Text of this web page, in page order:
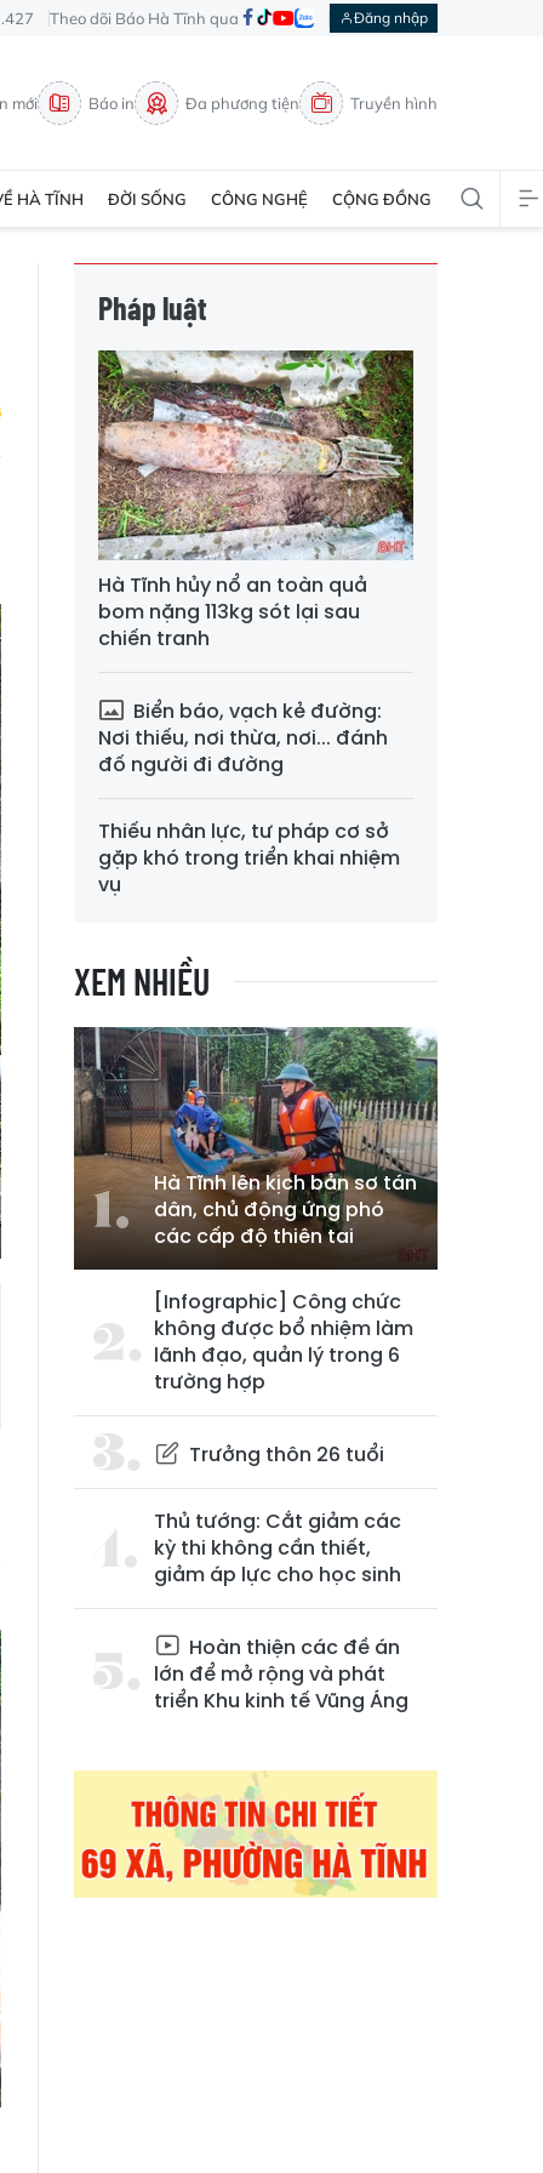
Theo dõi Báo Hà Tĩnh qua Đăng nhập
mới Báo in Đa phương tiện Truyền hình
HÀ TĨNH ĐỜI SỐNG CÔNG NGHỆ CỘNG ĐỒNG
Pháp luật
Hà Tĩnh hủy nổ an toàn quả
bom nặng 113kg sót lại sau
chiến tranh
Biển báo, vạch kẻ đường:
Nơi thiếu, nơi thừa, nơi... đánh
đố người đi đường
Thiếu nhân lực, tư pháp cơ sở
gặp khó trong triển khai nhiệm
vụ
XEM NHIỀU
Hà Tĩnh lên kịch bản sơ tán
dân, chủ động ứng phó
các cấp độ thiên tai
[Infographic] Công chức
không được bổ nhiệm làm
lãnh đạo, quản lý trong 6
trường hợp
Trưởng thôn 26 tuổi
Thủ tướng: Cắt giảm các
kỳ thi không cần thiết,
giảm áp lực cho học sinh
Hoàn thiện các đề án
lớn để mở rộng và phát
triển Khu kinh tế Vũng Áng